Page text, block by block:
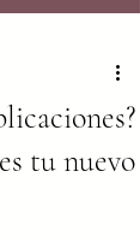
tu nuevo